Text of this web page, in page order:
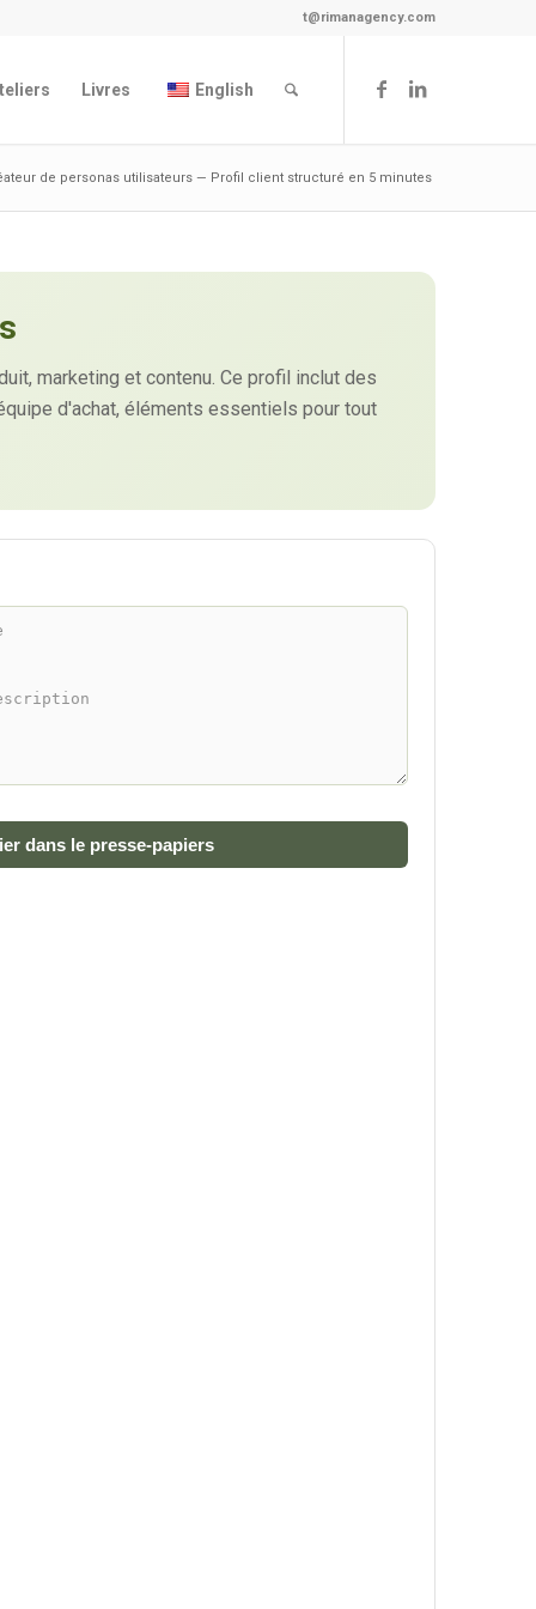
t@rimanagency.com
Livres English
de personas utilisateurs — Profil client structuré en 5 minutes
marketing et contenu. Ce profil inclut des
d'achat, éléments essentiels pour tout
dans le presse-papiers